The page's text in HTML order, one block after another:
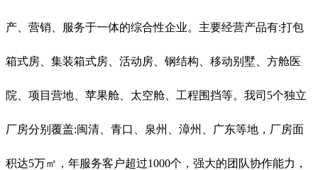
产、营销、服务于一体的综合性企业。主要经营产品有:打包
箱式房、集装箱式房、活动房、钢结构、移动别墅、方舱医
院、项目营地、苹果舱、太空舱、工程围挡等。我司5个独立
厂房分别覆盖:闽清、青口、泉州、漳州、广东等地，厂房面
积达5万㎡，年服务客户超过1000个，强大的团队协作能力，